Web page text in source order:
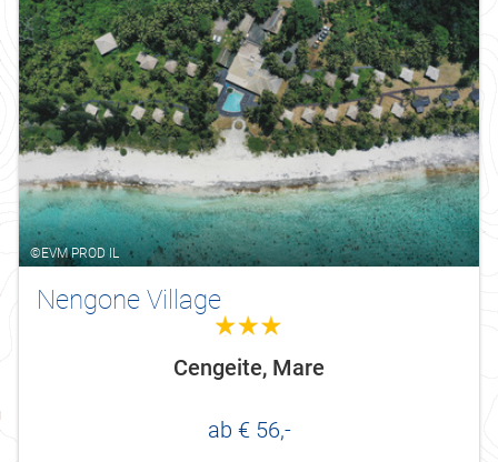
©EVM PROD IL
Nengone Village
3.0
Cengeite, Mare
ab € 56,-